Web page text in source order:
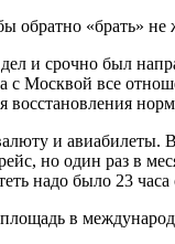
обратно «брать»
и срочно был
с Москвой все
восстановления
и
но один раз в
надо было 23
в